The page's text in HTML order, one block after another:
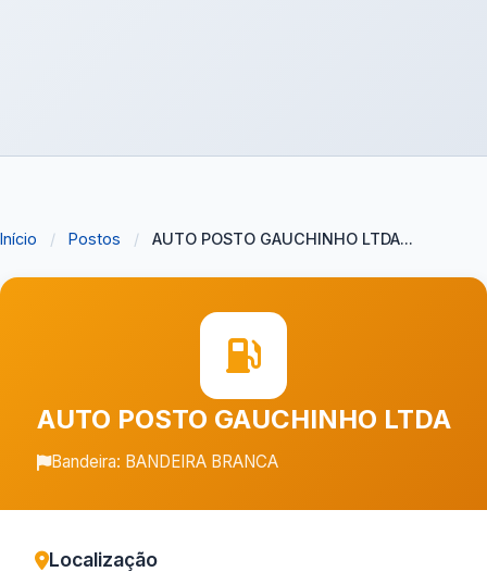
Início / Postos / AUTO POSTO GAUCHINHO LTDA...
AUTO POSTO GAUCHINHO LTDA
Bandeira: BANDEIRA BRANCA
Localização